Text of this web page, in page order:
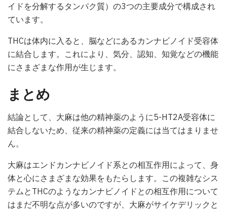
イドを分解するタンパク質）の3つの主要成分で構成され
ています。
THCは体内に入ると、脳などにあるカンナビノイド受容体
に結合します。これにより、気分、認知、知覚などの機能
にさまざまな作用が生じます。
まとめ
結論として、大麻は他の精神薬のように5-HT2A受容体に
結合しないため、従来の精神薬の定義には当てはまりませ
ん。
大麻はエンドカンナビノイド系との相互作用によって、身
体と心にさまざまな効果をもたらします。この複雑なシス
テムとTHCのようなカンナビノイドとの相互作用について
はまだ不明な点が多いのですが、大麻がサイケデリックと